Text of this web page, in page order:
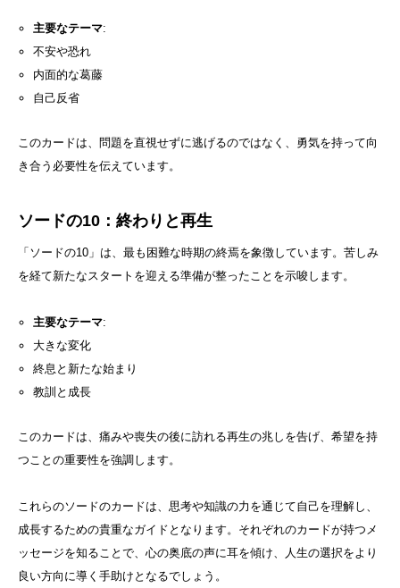
主要なテーマ:
不安や恐れ
内面的な葛藤
自己反省
このカードは、問題を直視せずに逃げるのではなく、勇気を持って向
き合う必要性を伝えています。
ソードの10：終わりと再生
「ソードの10」は、最も困難な時期の終焉を象徴しています。苦しみ
を経て新たなスタートを迎える準備が整ったことを示唆します。
主要なテーマ:
大きな変化
終息と新たな始まり
教訓と成長
このカードは、痛みや喪失の後に訪れる再生の兆しを告げ、希望を持
つことの重要性を強調します。
これらのソードのカードは、思考や知識の力を通じて自己を理解し、
成長するための貴重なガイドとなります。それぞれのカードが持つメ
ッセージを知ることで、心の奥底の声に耳を傾け、人生の選択をより
良い方向に導く手助けとなるでしょう。